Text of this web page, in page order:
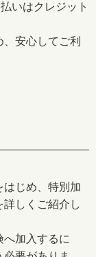
いはクレジット
安心してご利
じめ、特別加
詳しくご紹介し
加入するに